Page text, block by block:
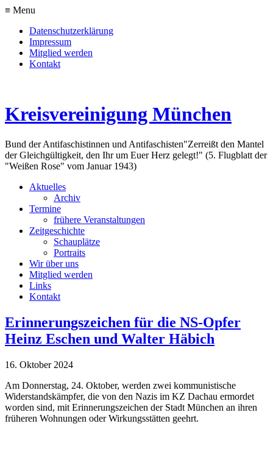
≡ Menu
Datenschutzerklärung
Impressum
Mitglied werden
Kontakt
Kreisvereinigung München
Bund der Antifaschistinnen und Antifaschisten"Zerreißt den Mantel
der Gleichgültigkeit, den Ihr um Euer Herz gelegt!" (5. Flugblatt der
"Weißen Rose" vom Januar 1943)
Aktuelles
Archiv
Termine
frühere Veranstaltungen
Zeitgeschichte
Schauplätze
Portraits
Wir über uns
Mitglied werden
Links
Kontakt
Erinnerungszeichen für die NS-Opfer
Heinz Eschen und Walter Häbich
16. Oktober 2024
Am Donnerstag, 24. Oktober, werden zwei kommunistische
Widerstandskämpfer, die von den Nazis im KZ Dachau ermordet
worden sind, mit Erinnerungszeichen der Stadt München an ihren
früheren Wohnungen oder Wirkungsstätten geehrt.